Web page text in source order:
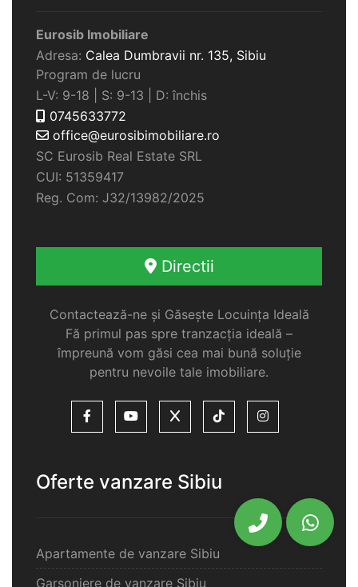
Eurosib Imobiliare
Adresa: Calea Dumbravii nr. 135, Sibiu
Program de lucru
L-V: 9-18 | S: 9-13 | D: închis
0745633772
office@eurosibimobiliare.ro
SC Eurosib Real Estate SRL
CUI: 51359417
Reg. Com: J32/13982/2025
Directii
Contactează-ne și Găsește Locuința Ideală
Fă primul pas spre tranzacția ideală –
împreună vom găsi cea mai bună soluție
pentru nevoile tale imobiliare.
Oferte vanzare Sibiu
Apartamente de vanzare Sibiu
Garsoniere de vanzare Sibiu